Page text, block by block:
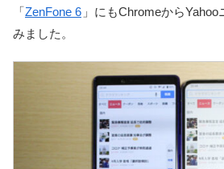
「ZenFone 6 」にもChromeから
みました。